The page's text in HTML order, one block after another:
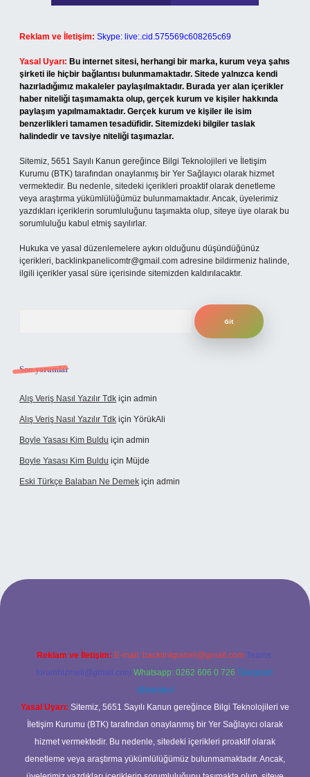
Reklam ve İletişim: Skype: live:.cid.575569c608265c69
Yasal Uyarı: Bu internet sitesi, herhangi bir marka, kurum veya şahıs
şirketi ile hiçbir bağlantısı bulunmamaktadır. Sitede yalnızca kendi
hazırladığımız makaleler paylaşılmaktadır. Burada yer alan içerikler
haber niteliği taşımamakta olup, gerçek kurum ve kişiler hakkında
paylaşım yapılmamaktadır. Gerçek kurum ve kişiler ile isim
benzerlikleri tamamen tesadüfidir. Sitemizdeki bilgiler taslak
halindedir ve tavsiye niteliği taşımazlar.
Sitemiz, 5651 Sayılı Kanun gereğince Bilgi Teknolojileri ve İletişim
Kurumu (BTK) tarafından onaylanmış bir Yer Sağlayıcı olarak hizmet
vermektedir. Bu nedenle, sitedeki içerikleri proaktif olarak denetleme
veya araştırma yükümlülüğümüz bulunmamaktadır. Ancak, üyelerimiz
yazdıkları içeriklerin sorumluluğunu taşımakta olup, siteye üye olarak bu
sorumluluğu kabul etmiş sayılırlar.
Hukuka ve yasal düzenlemelere aykırı olduğunu düşündüğünüz
içerikleri, backlinkpanelicomtr@gmail.com adresine bildirmeniz halinde,
ilgili içerikler yasal süre içerisinde sitemizden kaldırılacaktır.
Son yorumlar
Alış Veriş Nasıl Yazılır Tdk için admin
Alış Veriş Nasıl Yazılır Tdk için YörükAli
Boyle Yasası Kim Buldu için admin
Boyle Yasası Kim Buldu için Müjde
Eski Türkçe Balaban Ne Demek için admin
casino
Reklam ve İletişim: E-mail: backlinkpaneli@gmail.com Teams:
forumhizmeti@gmail.com Whatsapp: 0262 606 0 726 Telegram:
@karabul
Yasal Uyarı: Sitemiz, 5651 Sayılı Kanun gereğince Bilgi Teknolojileri ve
İletişim Kurumu (BTK) tarafından onaylanmış bir Yer Sağlayıcı olarak
hizmet vermektedir. Bu nedenle, sitedeki içerikleri proaktif olarak
denetleme veya araştırma yükümlülüğümüz bulunmamaktadır. Ancak,